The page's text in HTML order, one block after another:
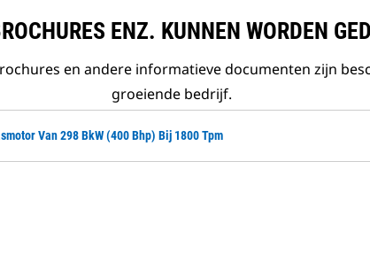
ENZ. KUNNEN WORDEN
en andere informatieve documenten zijn
groeiende bedrijf.
Van 298 BkW (400 Bhp) Bij 1800 Tpm